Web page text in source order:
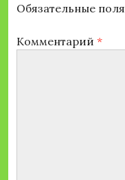
Обязательные
Комментарий *